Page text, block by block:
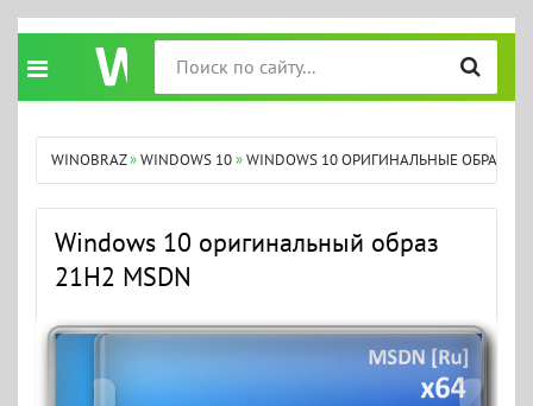
WINOBRAZ»WINDOWS 10»WINDOWS 10 ОРИГИНАЛЬНЫЕ ОБРАЗЫ
Windows 10 оригинальный образ
21H2 MSDN